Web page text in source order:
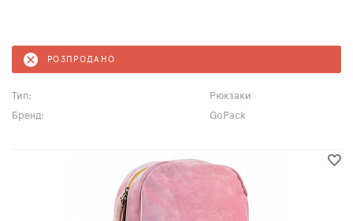
РОЗПРОДАНО
Тип:
Рюкзаки
Бренд:
GoPack